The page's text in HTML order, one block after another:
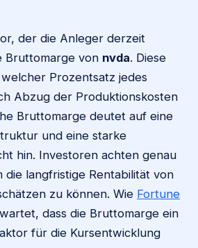
der die Anleger derzeit
Bruttomarge von nvda. Diese
Prozentsatz jedes
Abzug der Produktionskosten
Bruttomarge deutet auf eine
und eine starke
hin. Investoren achten genau
die langfristige Rentabilität von
zu können. Wie Fortune
dass die Bruttomarge ein
für die Kursentwicklung